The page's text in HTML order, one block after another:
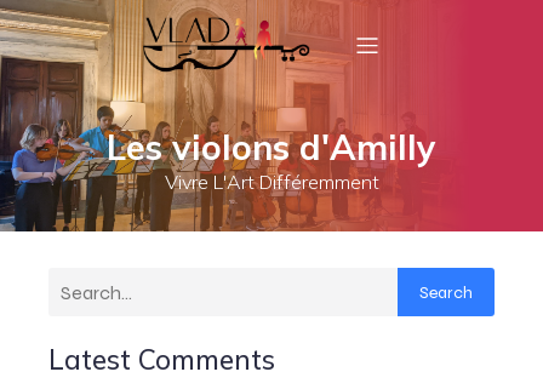
Les violons d'Amilly
Vivre L'Art Différemment
Search
Latest Comments